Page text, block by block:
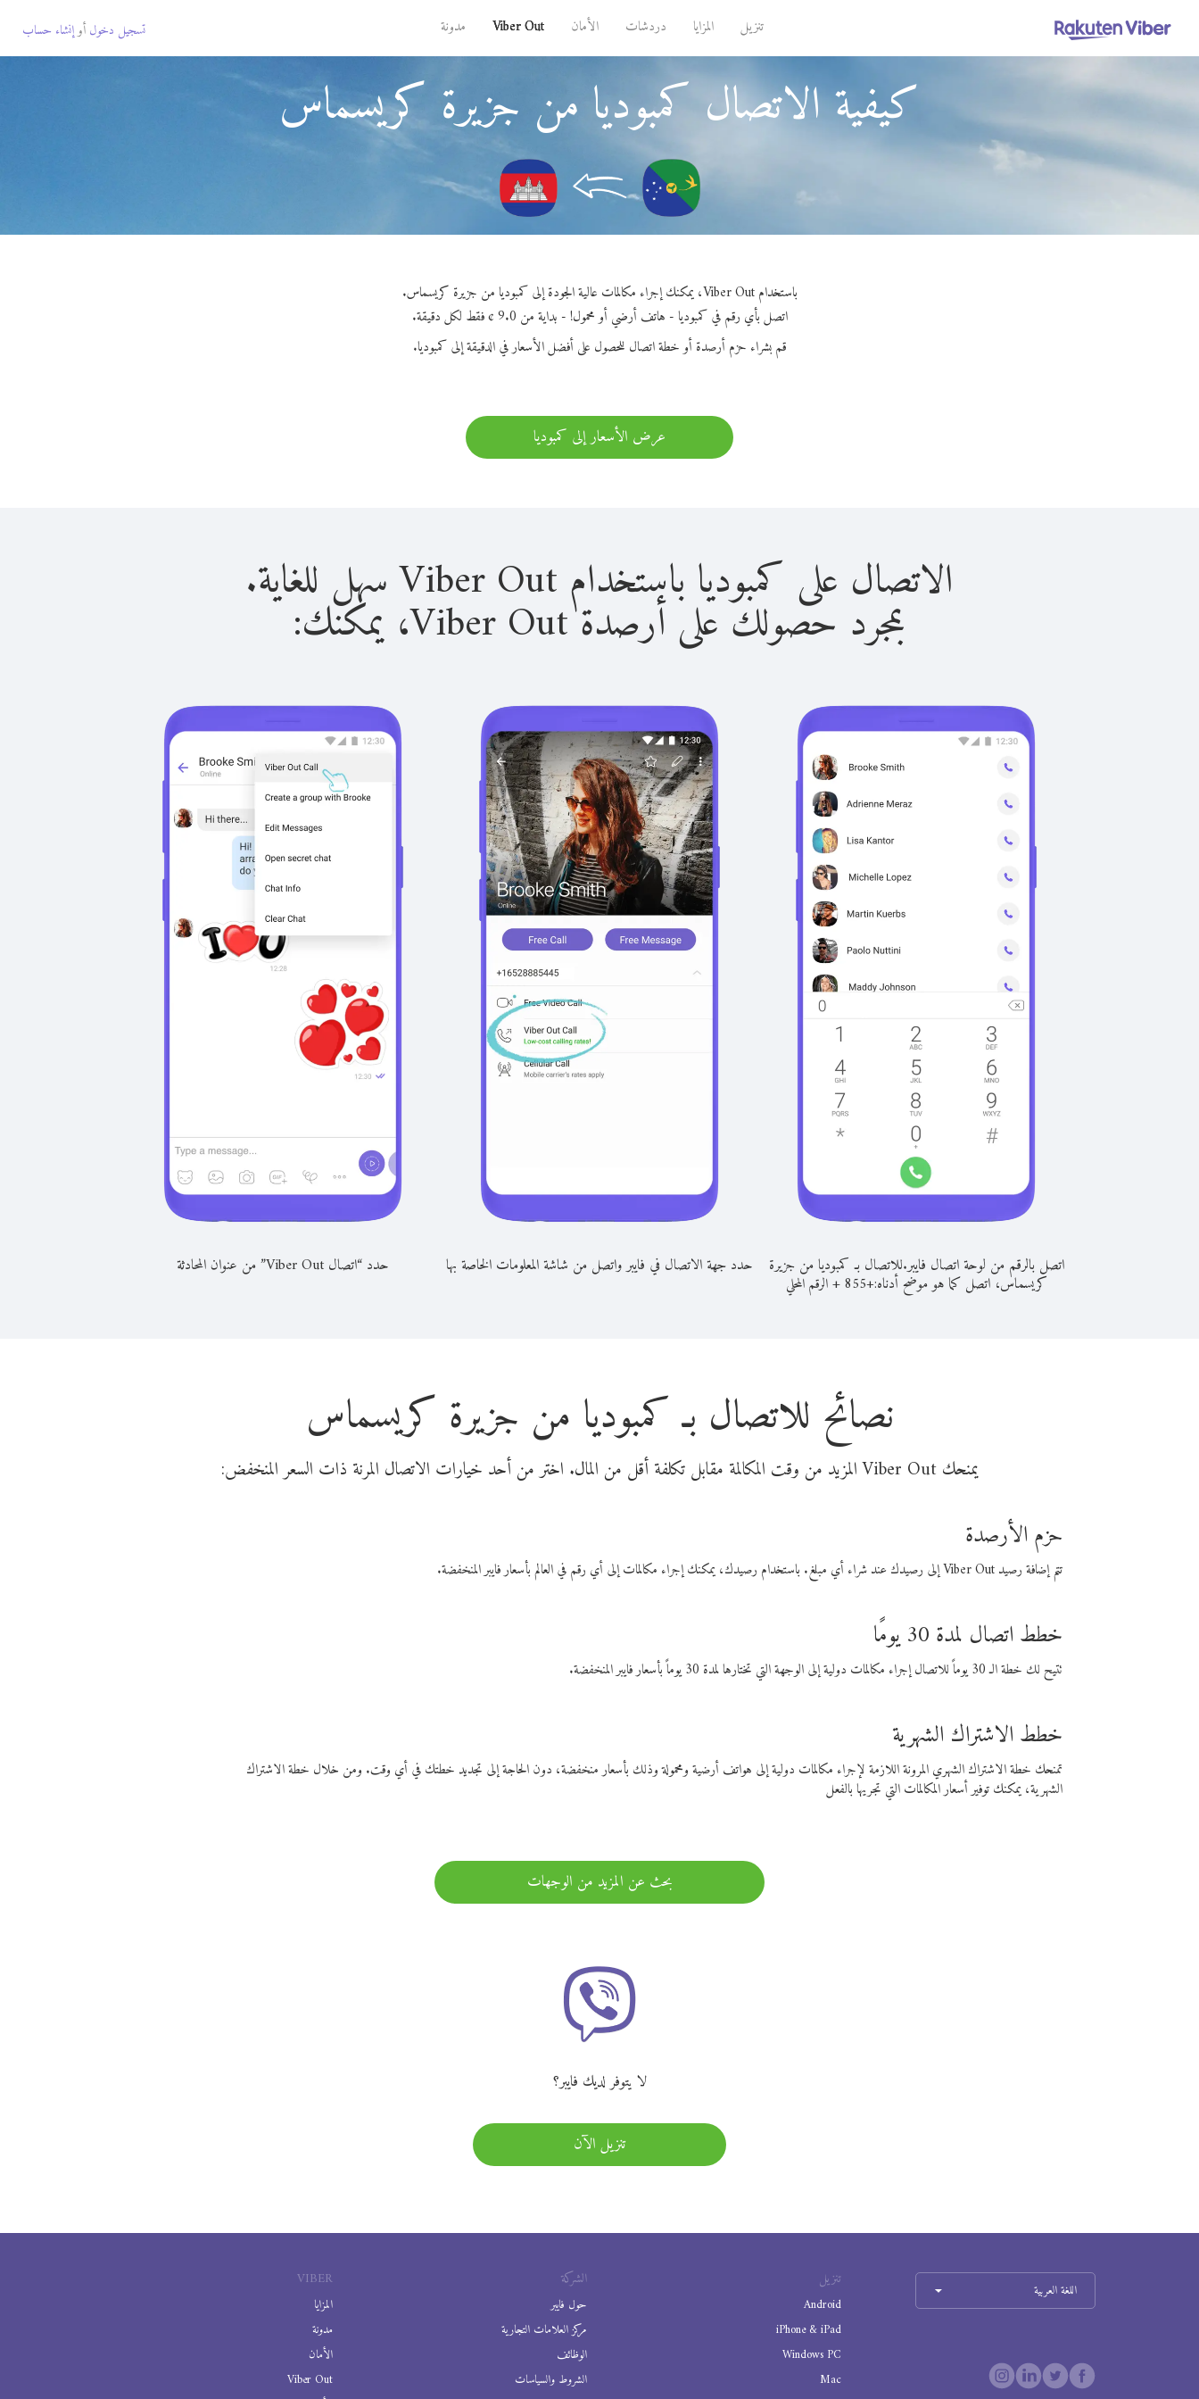
تنزيل المزايا دردشات الأمان Viber Out مدونة تسجيل دخول أوإنشاء حساب
كيفية الاتصال كمبوديا من جزيرة كريسماس
باستخدام Viber Out، يمكنك إجراء مكالمات عالية الجودة إلى كمبوديا من جزيرة كريسماس.
اتصل بأي رقم في كمبوديا - هاتف أرضي أو محمول! - بداية من 9.0 ¢ فقط لكل دقيقة.
قم بشراء حزم أرصدة أو خطة اتصال للحصول على أفضل الأسعار في الدقيقة إلى كمبوديا.
عرض الأسعار إلى كمبوديا
الاتصال على كمبوديا باستخدام Viber Out سهل للغاية.
بمجرد حصولك على أرصدة Viber Out، يمكنك:
اتصل بالرقم من لوحة اتصال فايبر.للاتصال بـ كمبوديا من جزيرة
كريسماس، اتصل كما هو موضح أدناه:+
855
+الرقم المحلي
حدد جهة الاتصال في فايبر واتصل من شاشة المعلومات الخاصة بها حدد “اتصال Viber Out” من عنوان المحادثة
نصائح للاتصال بـ كمبوديا من جزيرة كريسماس
يمنحك Viber Out المزيد من وقت المكالمة مقابل تكلفة أقل من المال. اختر من أحد خيارات الاتصال المرنة ذات السعر المنخفض:
حزم الأرصدة
تتم إضافة رصيد Viber Out إلى رصيدك عند شراء أي مبلغ. باستخدام رصيدك، يمكنك إجراء مكالمات إلى أي رقم في العالم بأسعار فايبر المنخفضة.
خطط اتصال لمدة 30 يومًا
تتيح لك خطة الـ 30 يوماً للاتصال إجراء مكالمات دولية إلى الوجهة التي تختارها لمدة 30 يوماً بأسعار فايبر المنخفضة.
خطط الاشتراك الشهرية
تمنحك خطة الاشتراك الشهري المرونة اللازمة لإجراء مكالمات دولية إلى هواتف أرضية ومحمولة وذلك بأسعار منخفضة، دون الحاجة إلى تجديد خطتك في أي وقت. ومن خلال خطة الاشتراك
الشهرية، يمكنك توفير أسعار المكالمات التي تجريها بالفعل
بحث عن المزيد من الوجهات
لا يتوفر لديك فايبر؟
تنزيل الآن
VIBER
المزايا
مدونة
الأمان
Viber Out
الشركة
حول فايبر
مركز العلامات التجارية
الوظائف
الشروط والسياسات
تنزيل
Android
iPhone & iPad
Windows PC
Mac
اللغة العربية